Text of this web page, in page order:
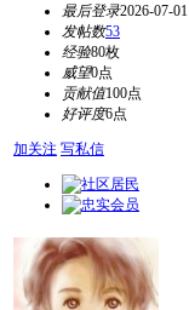
最后登录2026-07-01
发帖数53
经验80枚
威望0点
贡献值100点
好评度6点
加关注 写私信